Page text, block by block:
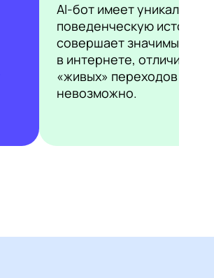
AI-бот имеет уникальную
поведенческую историю
совершает значимые
в интернете, отличить
«живых» переходов
невозможно.